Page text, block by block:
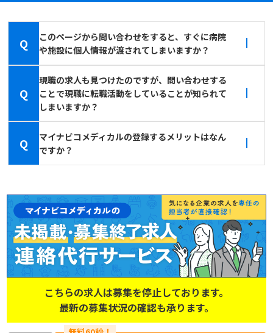
Q
このページから問い合わせをすると、すぐに病院
や施設に個人情報が渡されてしまいますか？
Q
現職の求人も見つけたのですが、問い合わせする
ことで現職に転職活動をしていることが知られて
しまいますか？
Q
マイナビコメディカルの登録するメリットはなん
ですか？
こちらの求人は募集を停止しております。
最新の募集状況の確認も承ります。